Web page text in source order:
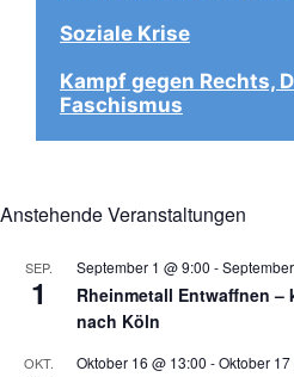
Soziale Krise
Kampf gegen Rechts,
Faschismus
Anstehende Veranstaltungen
SEP.
1
September 1 @ 9:00 -
Rheinmetall Entwaffnen –
nach Köln
OKT. Oktober 16 @ 13:00 -Oktober 17